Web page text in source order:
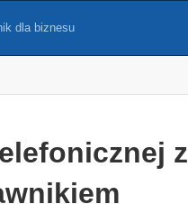
dla biznesu
z